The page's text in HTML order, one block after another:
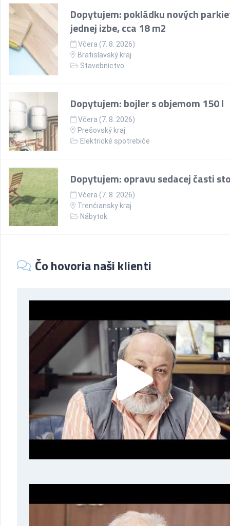
Dopytujem: pokládku nových
jednej izbe, cca 18 m2
Včera (7. 8. 2026)
Bratislavský kraj
Stavebníctvo
Dopytujem: bojler s objemom 150 l
Včera (7. 8. 2026)
Prešovský kraj
Elektrické spotrebiče
Dopytujem: opravu sedacej časti
Včera (7. 8. 2026)
Trenčiansky kraj
Nábytok
Čo hovoria naši klienti